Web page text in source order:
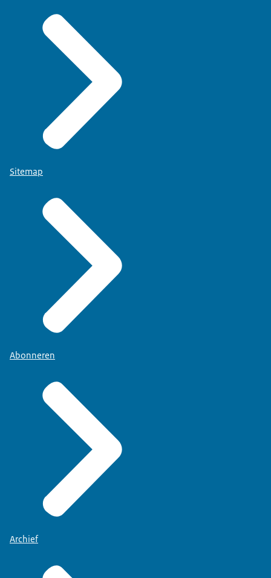
Sitemap
Abonneren
Archief